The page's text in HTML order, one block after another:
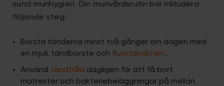
sund munhygien. Din munvårdsrutin bör inkludera
följande steg:
Borsta tänderna minst två gånger om dagen med
en mjuk tandborste och fluortandkräm.
Använd tandtråd dagligen för att få bort
matrester och bakteriebeläggningar på mellan